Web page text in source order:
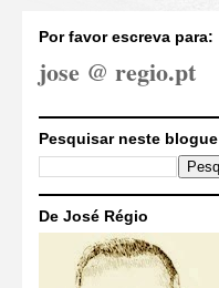
Por favor escreva para:
jose @ regio.pt
Pesquisar neste blogue
De José Régio